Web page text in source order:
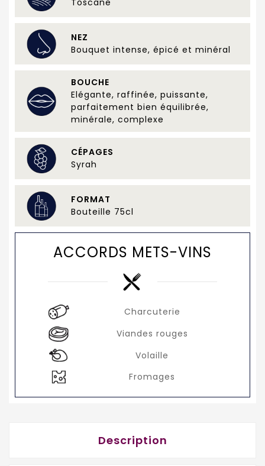
Toscane
NEZ
Bouquet intense, épicé et minéral
BOUCHE
Elégante, raffinée, puissante,
parfaitement bien équilibrée,
minérale, complexe
CÉPAGES
Syrah
FORMAT
Bouteille 75cl
ACCORDS METS-VINS
Charcuterie
Viandes rouges
Volaille
Fromages
Description